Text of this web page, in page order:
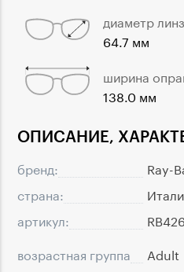
ОПИСАНИЕ,
бренд:
Ray-
страна:
артикул:
возрастная группа
Adult
диаметр
64.7 мм
ширина
138.0 мм